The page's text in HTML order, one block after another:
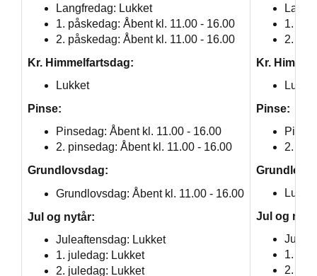
Langfredag: Lukket
1. påskedag: Åbent kl. 11.00 - 16.00
2. påskedag: Åbent kl. 11.00 - 16.00
Kr. Himmelfartsdag:
Lukket
Pinse:
Pinsedag: Åbent kl. 11.00 - 16.00
2. pinsedag: Åbent kl. 11.00 - 16.00
Grundlovsdag:
Grundlovsdag: Åbent kl. 11.00 - 16.00
Jul og nytår:
Juleaftensdag: Lukket
1. juledag: Lukket
2. juledag: Lukket
1.
2.
Kr.
Lukket
Pinse:
2.
Lukket
Jul og
1.
2.